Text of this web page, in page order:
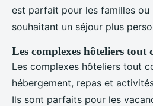
est parfait pour les familles ou
souhaitant un séjour plus
Les complexes hôteliers tout
Les complexes hôteliers tout
hébergement, repas et
Ils sont parfaits pour les